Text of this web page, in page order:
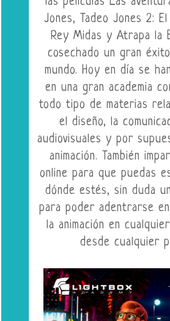
Jones, Tadeo Jones 2:
Rey Midas y Atrapa la
cosechado un gran
mundo. Hoy en día se
en una gran academia
todo tipo de materias
el diseño, la
audiovisuales y por
animación. También
online para que puedas
dónde estés, sin duda
para poder adentrarse
la animación en
desde cualquier